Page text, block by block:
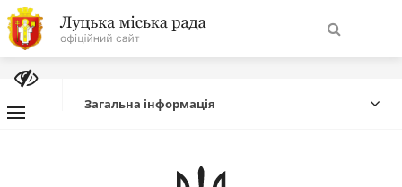
На
головну
Про місто
Загальна інформація